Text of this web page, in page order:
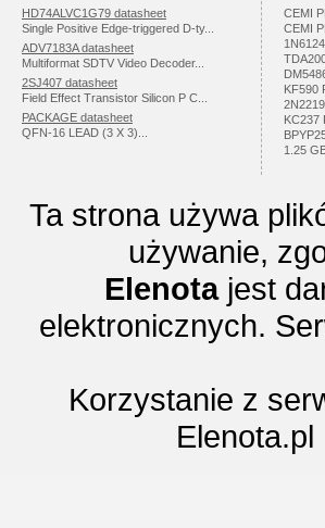
HD74ALVC1G79 datasheet
Single Positive Edge-triggered D-ty...
ADV7183A datasheet
Multiformat SDTV Video Decoder...
2SJ407 datasheet
Field Effect Transistor Silicon P C...
PACKAGE datasheet
QFN-16 LEAD (3 X 3)...
CEMI
CEMI
KF590
KC237
1.25
Ta strona używa
używanie,
Elenotajest
elektronicznych.
Korzystanie z